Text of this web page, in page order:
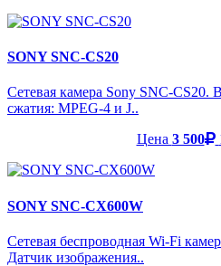
SONY SNC-CS20
Сетевая камера Sony SNC-
сжатия: MPEG-4 и J..
Цена 3 500
SONY SNC-CX600W
Сетевая беспроводная Wi-Fi
Датчик изображения..